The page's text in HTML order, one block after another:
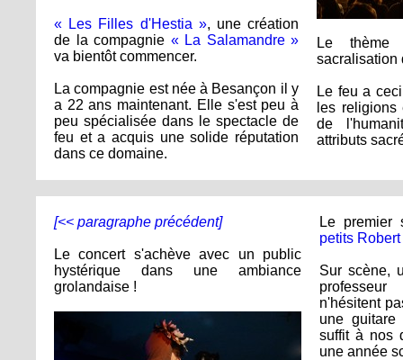
« Les Filles d'Hestia », une création
de la compagnie « La Salamandre »
va bientôt commencer.
La compagnie est née à Besançon il y
a 22 ans maintenant. Elle s'est peu à
peu spécialisée dans le spectacle de
feu et a acquis une solide réputation
dans ce domaine.
Le
sacralisation
Le feu a
les
de
attributs
[<< paragraphe précédent]
Le concert s'achève avec un public
hystérique dans une ambiance
grolandaise !
Le premier
petits Robert
Sur scène,
n'hésitent
une
suffit à nos
une année